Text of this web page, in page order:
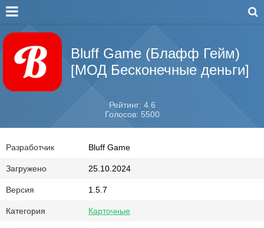
Bluff Game (Блафф Гейм)
[МОД Бесконечные деньги]
Рейтинг: 4.6
Голосов: 5500
Разработчик Bluff Game
Загружено 25.10.2024
Версия 1.5.7
Категория Карточные